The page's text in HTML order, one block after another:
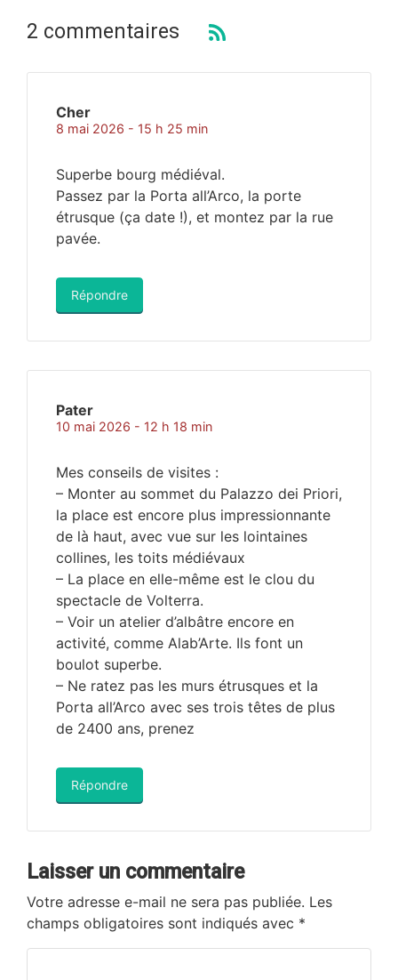
2 commentaires
Cher
8 mai 2026 - 15 h 25 min
Superbe bourg médiéval.
Passez par la Porta all’Arco, la porte
étrusque (ça date !), et montez par la rue
pavée.
Répondre
Pater
10 mai 2026 - 12 h 18 min
Mes conseils de visites :
– Monter au sommet du Palazzo dei Priori,
la place est encore plus impressionnante
de là haut, avec vue sur les lointaines
collines, les toits médiévaux
– La place en elle-même est le clou du
spectacle de Volterra.
– Voir un atelier d’albâtre encore en
activité, comme Alab’Arte. Ils font un
boulot superbe.
– Ne ratez pas les murs étrusques et la
Porta all’Arco avec ses trois têtes de plus
de 2400 ans, prenez
Répondre
Laisser un commentaire
Votre adresse e-mail ne sera pas publiée. Les
champs obligatoires sont indiqués avec *